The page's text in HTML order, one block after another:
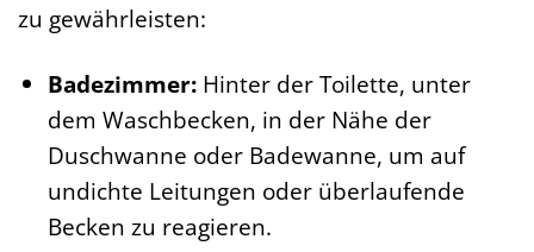
zu gewährleisten:
Badezimmer:Hinter der Toilette, unter
dem Waschbecken, in der Nähe der
Duschwanne oder Badewanne, um auf
undichte Leitungen oder überlaufende
Becken zu reagieren.